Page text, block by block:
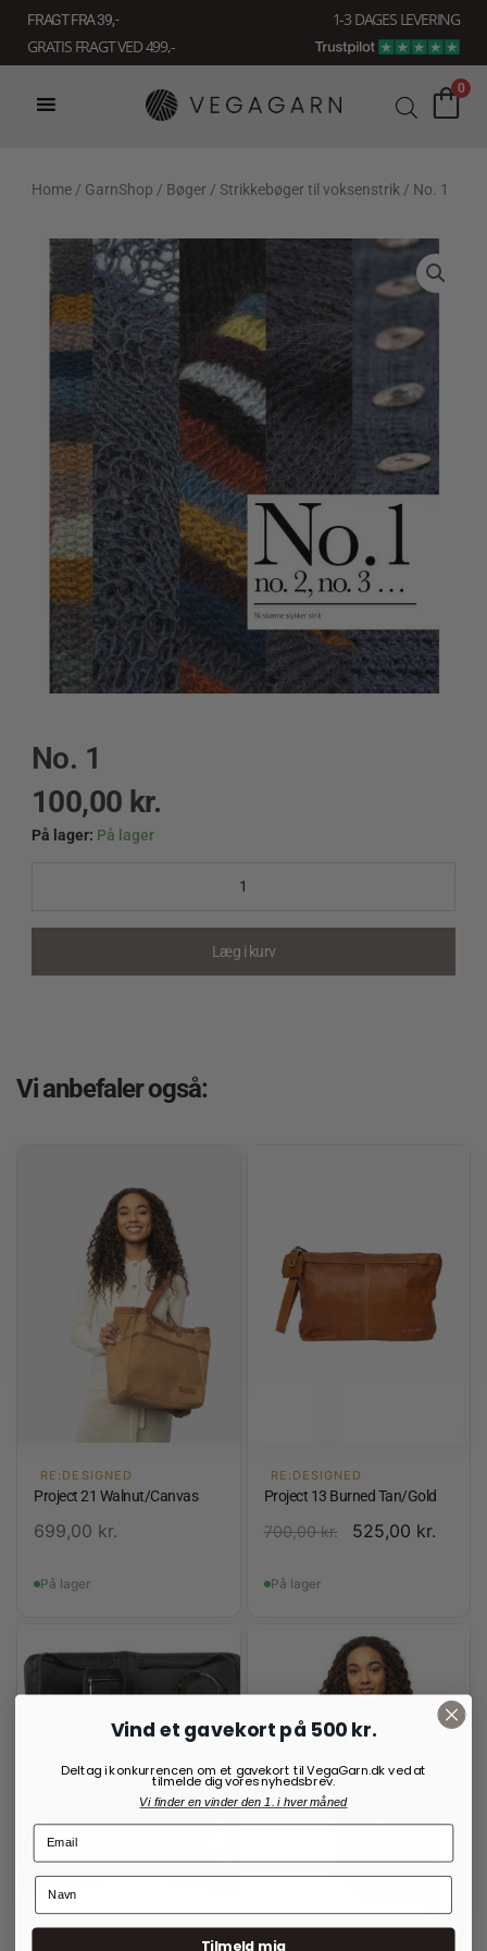
indholdet
FRAGT FRA 39, -
1-3 DAGES LEVERING
GRATIS FRAGT VED 499,-
0
Home / GarnShop / Bøger / Strikkebøger til voksenstrik / No. 1
No. 1
100,00 kr.
På lager: På lager
Læg i kurv
Vi anbefaler også:
RE:DESIGNED
Project 21 Walnut/Canvas
699,00 kr.
På lager
RE:DESIGNED
Project 13 Burned Tan/Gold
700,00kr. 525,00 kr.
På lager
Vind et gavekort på 500 kr.
Deltag i konkurrencen om et gavekort til VegaGarn.dk ved at
tilmelde dig vores nyhedsbrev.
Vi finder en vinder den 1. i hver måned
Tilmeld mig